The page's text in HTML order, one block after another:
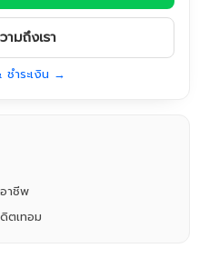
มถึงเรา
ำระเงิน →
าชีพ
ตเทอม